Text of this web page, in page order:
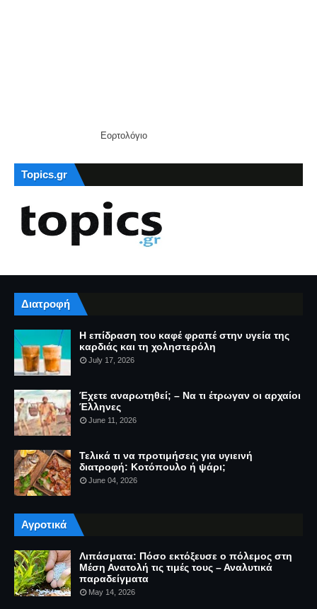
Εορτολόγιο
Topics.gr
Διατροφή
Η επίδραση του καφέ φραπέ στην υγεία της
καρδιάς και τη χοληστερόλη
July 17, 2026
Έχετε αναρωτηθεί; – Να τι έτρωγαν οι αρχαίοι
Έλληνες
June 11, 2026
Τελικά τι να προτιμήσεις για υγιεινή
διατροφή: Κοτόπουλο ή ψάρι;
June 04, 2026
Αγροτικά
Λιπάσματα: Πόσο εκτόξευσε ο πόλεμος στη
Μέση Ανατολή τις τιμές τους – Αναλυτικά
παραδείγματα
May 14, 2026